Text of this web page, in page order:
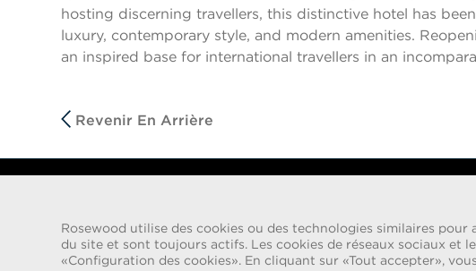
Rosewood utilise des cookies ou des technologies similaires
du site et sont toujours actifs. Les cookies de réseaux sociaux et
«Configuration des cookies». En cliquant sur «Tout accepter»,
hosting discerning travellers, this distinctive hotel has
luxury, contemporary style, and modern amenities.
an inspired base for international travellers in an
Revenir En Arrière
Nous avons été informés d’une récente escroquerie selon laquelle des
recruteurs proposent des contrats de travail pour le compte de Rosewood
par des personnes utilisant des comptes de messagerie électronique
sont invités à fournir une copie de leur pièce d’identité et à envoyer de